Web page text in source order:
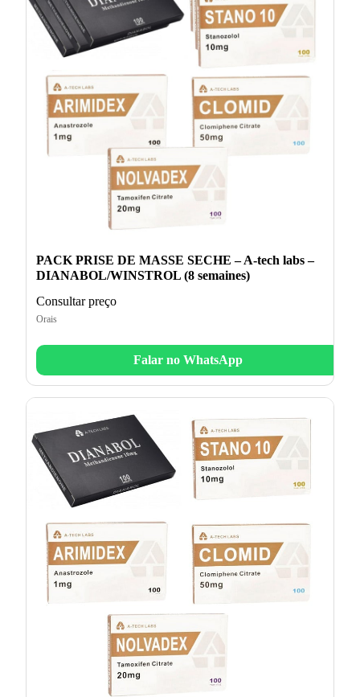
PACK PRISE DE MASSE SECHE – A-tech labs –
DIANABOL/WINSTROL (8 semaines)
Consultar preço
Orais
Falar no WhatsApp